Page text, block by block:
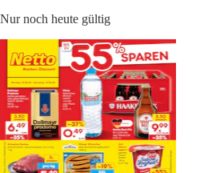
Nur noch heute gültig